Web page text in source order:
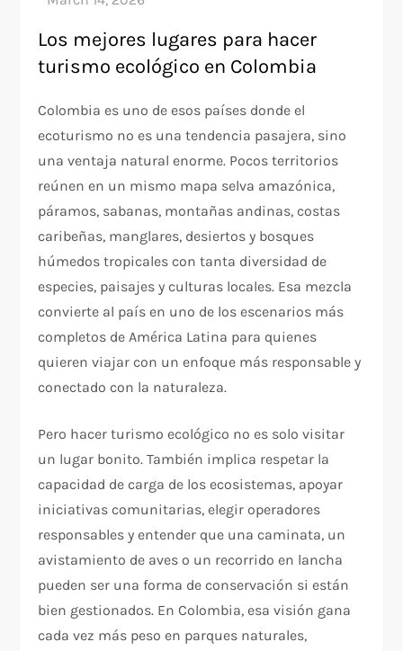
Los mejores lugares para hacer
turismo ecológico en Colombia
Colombia es uno de esos países donde el
ecoturismo no es una tendencia pasajera, sino
una ventaja natural enorme. Pocos territorios
reúnen en un mismo mapa selva amazónica,
páramos, sabanas, montañas andinas, costas
caribeñas, manglares, desiertos y bosques
húmedos tropicales con tanta diversidad de
especies, paisajes y culturas locales. Esa mezcla
convierte al país en uno de los escenarios más
completos de América Latina para quienes
quieren viajar con un enfoque más responsable y
conectado con la naturaleza.
Pero hacer turismo ecológico no es solo visitar
un lugar bonito. También implica respetar la
capacidad de carga de los ecosistemas, apoyar
iniciativas comunitarias, elegir operadores
responsables y entender que una caminata, un
avistamiento de aves o un recorrido en lancha
pueden ser una forma de conservación si están
bien gestionados. En Colombia, esa visión gana
cada vez más peso en parques naturales,